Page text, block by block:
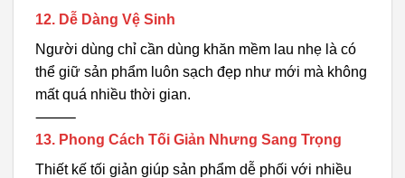
12. Dễ Dàng Vệ Sinh
Người dùng chỉ cần dùng khăn mềm lau nhẹ là có
thể giữ sản phẩm luôn sạch đẹp như mới mà không
mất quá nhiều thời gian.
⸻
13. Phong Cách Tối Giản Nhưng Sang Trọng
Thiết kế tối giản giúp sản phẩm dễ phối với nhiều